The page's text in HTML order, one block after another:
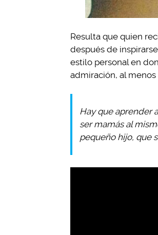
Resulta que quien
después de
estilo personal en
admiración, al
Hay que aprender
ser mamás al
pequeño hijo, que